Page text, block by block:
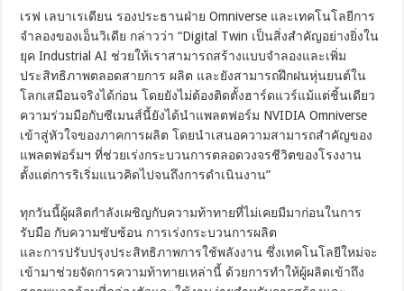
เรฟ เลบาเรเดียน รองประธานฝ่าย Omniverse และเทคโนโลยีการ
จำลองของเอ็นวิเดีย กล่าวว่า “Digital Twin เป็นสิ่งสำคัญอย่างยิ่งใน
ยุค Industrial AI ช่วยให้เราสามารถสร้างแบบจำลองและเพิ่ม
ประสิทธิภาพตลอดสายการ ผลิต และยังสามารถฝึกฝนหุ่นยนต์ใน
โลกเสมือนจริงได้ก่อน โดยยังไม่ต้องติดตั้งฮาร์ดแวร์แม้แต่ชิ้นเดียว
ความร่วมมือกับซีเมนส์นี้ยังได้นำแพลตฟอร์ม NVIDIA Omniverse
เข้าสู่หัวใจของภาคการผลิต โดยนำเสนอความสามารถสำคัญของ
แพลตฟอร์มฯ ที่ช่วยเร่งกระบวนการตลอดวงจรชีวิตของโรงงาน
ตั้งแต่การริเริ่มแนวคิดไปจนถึงการดำเนินงาน”
ทุกวันนี้ผู้ผลิตกำลังเผชิญกับความท้าทายที่ไม่เคยมีมาก่อนในการ
รับมือ กับความซับซ้อน การเร่งกระบวนการผลิต
และการปรับปรุงประสิทธิภาพการใช้พลังงาน ซึ่งเทคโนโลยีใหม่จะ
เข้ามาช่วยจัดการความท้าทายเหล่านี้ ด้วยการทำให้ผู้ผลิตเข้าถึง